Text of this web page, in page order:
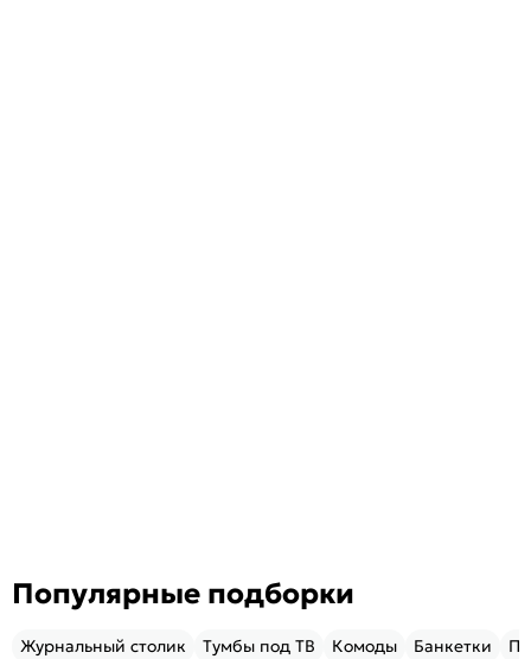
Популярные подборки
Журнальный столик Тумбы под ТВ Комоды Банкетки